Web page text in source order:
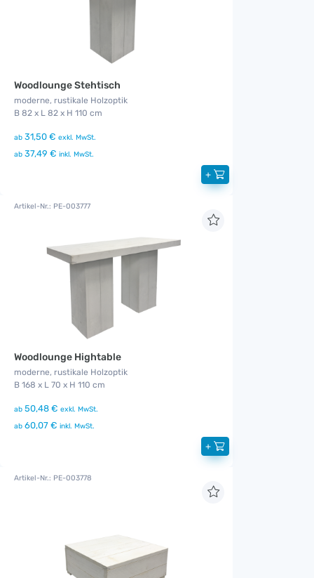
Woodlounge Stehtisch
moderne, rustikale Holzoptik
B 82 x L 82 x H 110 cm
ab 31,50 € exkl. MwSt.
ab 37,49 € inkl. MwSt.
+
Artikel-Nr.: PE-003777
Woodlounge Hightable
moderne, rustikale Holzoptik
B 168 x L 70 x H 110 cm
ab 50,48 € exkl. MwSt.
ab 60,07 € inkl. MwSt.
+
Artikel-Nr.: PE-003778